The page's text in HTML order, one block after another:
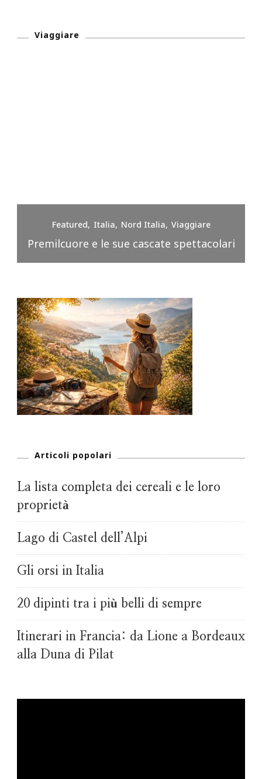
Viaggiare
Featured Italia Nord Italia Viaggiare
Premilcuore e le sue cascate spettacolari
Articoli popolari
La lista completa dei cereali e le loro
proprietà
Lago di Castel dell’Alpi
Gli orsi in Italia
20 dipinti tra i più belli di sempre
Itinerari in Francia: da Lione a Bordeaux
alla Duna di Pilat